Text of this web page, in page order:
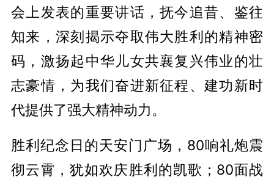
会上发表的重要讲话，抚今追昔、鉴往
知来，深刻揭示夺取伟大胜利的精神密
码，激扬起中华儿女共襄复兴伟业的壮
志豪情，为我们奋进新征程、建功新时
代提供了强大精神动力。
胜利纪念日的天安门广场，80响礼炮震
彻云霄，犹如欢庆胜利的凯歌；80面战